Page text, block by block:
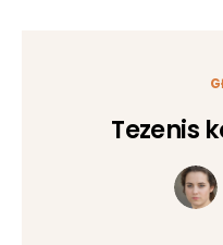
Tezenis